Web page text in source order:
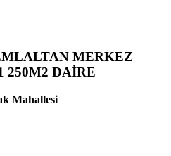
MERKEZ
250M2 DAİRE
Mahallesi